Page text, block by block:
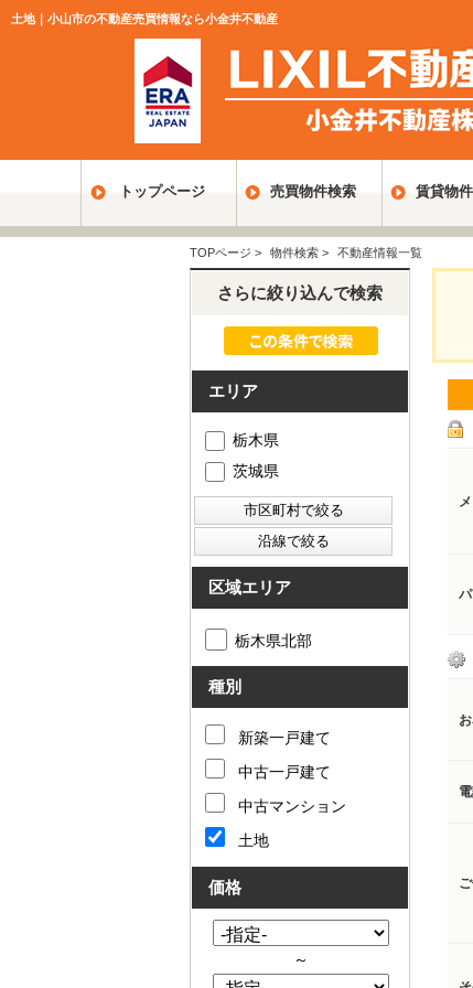
土地｜小山市の不動産売買情報なら小金井不動産
トップページ 売買物件検索 賃貸物
TOPページ > 物件検索 > 不動産情報一覧
さらに絞り込んで検索
エリア
栃木県
茨城県
区域エリア
栃木県北部
種別
新築一戸建て
中古一戸建て
中古マンション
土地
価格
～